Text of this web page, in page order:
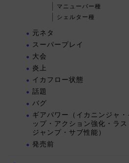
マニューバー種
シェルター種
元ネタ
スーパープレイ
大会
炎上
イカフロー状態
話題
バグ
ギアパワー（イカニンジャ
ップ・アクション強化・ラ
ジャンプ・サブ性能）
発売前